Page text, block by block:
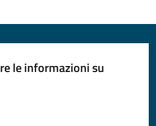
le informazioni su